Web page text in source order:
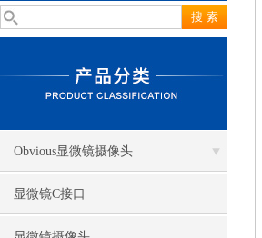
Obvious显微镜摄像头
显微镜C接口